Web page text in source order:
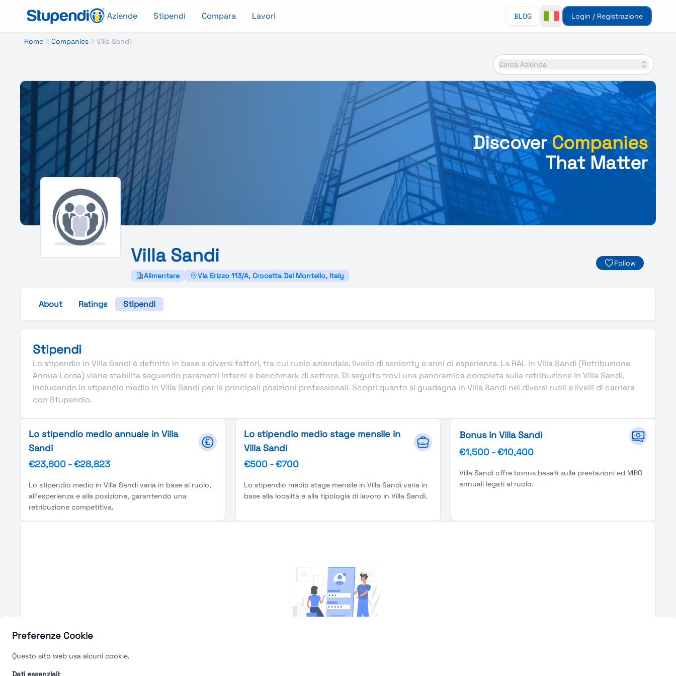
Preferenze Cookie
Questo sito web usa alcuni cookie.
Dati essenziali:
Aziende Stipendi Compara Lavori BLOG Login / Registrazione
Home Companies Villa Sandi
Cerca Azienda
DiscoverCompanies
That Matter
VillaSandi
Alimentare Via Erizzo 113/A, Crocetta Del Montello, Italy
Follow
About Ratings Stipendi
Stipendi
Lo stipendio in Villa Sandi è definito in base a diversi fattori, tra cui ruolo aziendale, livello di seniority e anni di esperienza. La RAL in Villa Sandi (Retribuzione
Annua Lorda) viene stabilita seguendo parametri interni e benchmark di settore. Di seguito trovi una panoramica completa sulla retribuzione in Villa Sandi,
includendo lo stipendio medio in Villa Sandi per le principali posizioni professionali. Scopri quanto si guadagna in Villa Sandi nei diversi ruoli e livelli di carriera
con Stupendio.
Lo stipendio medio annuale in Villa
Sandi
€23,600 -€28,823
Lo stipendio medio in Villa Sandi varia in base al ruolo,
all'esperienza e alla posizione, garantendo una
retribuzione competitiva.
Lo stipendio medio stage mensile in
Villa Sandi
€500 -€700
Lo stipendio medio stage mensile in Villa Sandi varia in
base alla località e alla tipologia di lavoro in Villa Sandi.
Bonus in Villa Sandi
€1,500 -€10,400
Villa Sandi offre bonus basati sulle prestazioni ed MBO
annuali legati al ruolo.